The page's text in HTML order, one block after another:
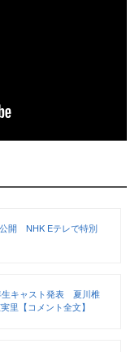
公開 NHK Eテレで特別
生キャスト発表 夏川椎
里【コメント全文】